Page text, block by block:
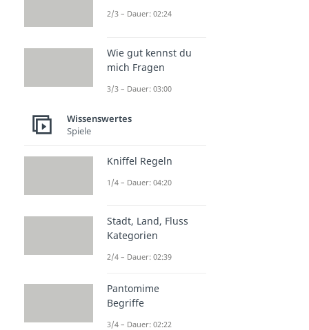
2/3 – Dauer: 02:24
Wie gut kennst du
mich Fragen
3/3 – Dauer: 03:00
Wissenswertes
Spiele
Kniffel Regeln
1/4 – Dauer: 04:20
Stadt, Land, Fluss
Kategorien
2/4 – Dauer: 02:39
Pantomime
Begriffe
3/4 – Dauer: 02:22